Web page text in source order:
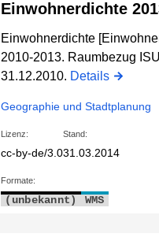
Einwohnerdichte
Einwohnerdichte
2010-2013. Raumbezug
31.12.2010. Details
Geographie und Stadtplanung
Lizenz:
cc-by-de/3.0
Stand:
31.03.2014
Formate:
(unbekannt) WMS